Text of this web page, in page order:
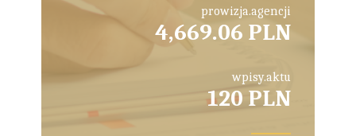
prowizja.agencji
4,669.06 PLN
wpisy.aktu
120 PLN